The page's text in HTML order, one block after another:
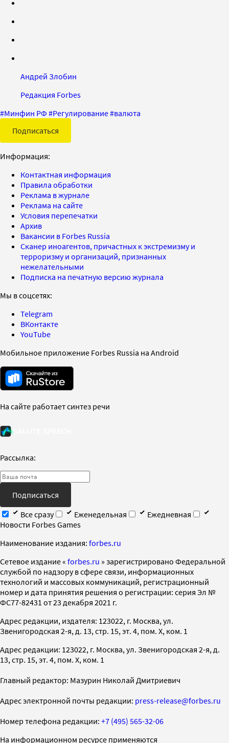
Андрей Злобин
Редакция Forbes
#Минфин РФ #Регулирование#валюта
Подписаться
Информация:
Контактная информация
Правила обработки
Реклама в журнале
Реклама на сайте
Условия перепечатки
Архив
Вакансии в Forbes Russia
Сканер иноагентов, причастных к экстремизму и
терроризму и организаций, признанных
нежелательными
Подписка на печатную версию журнала
Мы в соцсетях:
Telegram
ВКонтакте
YouTube
Мобильное приложение Forbes Russia на Android
На сайте работает синтез речи
Рассылка:
Подписаться
Все сразу
Еженедельная
Ежедневная
Новости Forbes Games
Наименование издания: forbes.ru
Cетевое издание « forbes.ru » зарегистрировано Федеральной
службой по надзору в сфере связи, информационных
технологий и массовых коммуникаций, регистрационный
номер и дата принятия решения о регистрации: серия Эл №
ФС77-82431 от 23 декабря 2021 г.
Адрес редакции, издателя: 123022, г. Москва, ул.
Звенигородская 2-я, д. 13, стр. 15, эт. 4, пом. X, ком. 1
Адрес редакции: 123022, г. Москва, ул. Звенигородская 2-я, д.
13, стр. 15, эт. 4, пом. X, ком. 1
Главный редактор: Мазурин Николай Дмитриевич
Адрес электронной почты редакции: press-release@forbes.ru
Номер телефона редакции: +7 (495) 565-32-06
На информационном ресурсе применяются